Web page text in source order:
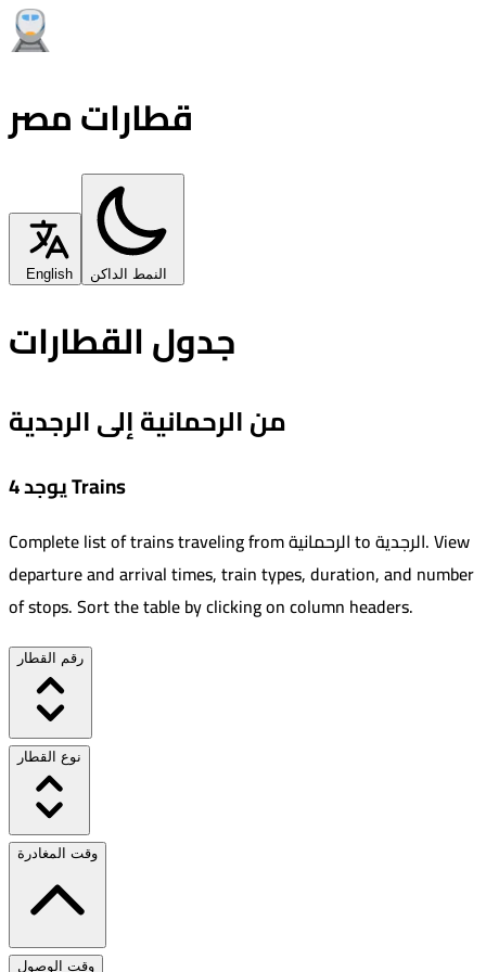
قطارات مصر
English النمط الداكن
جدول القطارات
من الرحمانية إلى الرجدية
يوجد 4 Trains
Complete list of trains traveling fromالرحمانيةtoالرجدية.View
departure and arrival times, train types, duration, and number
of stops. Sort the table by clicking on column headers.
رقم القطار
نوع القطار
وقت المغادرة
وقت الوصول